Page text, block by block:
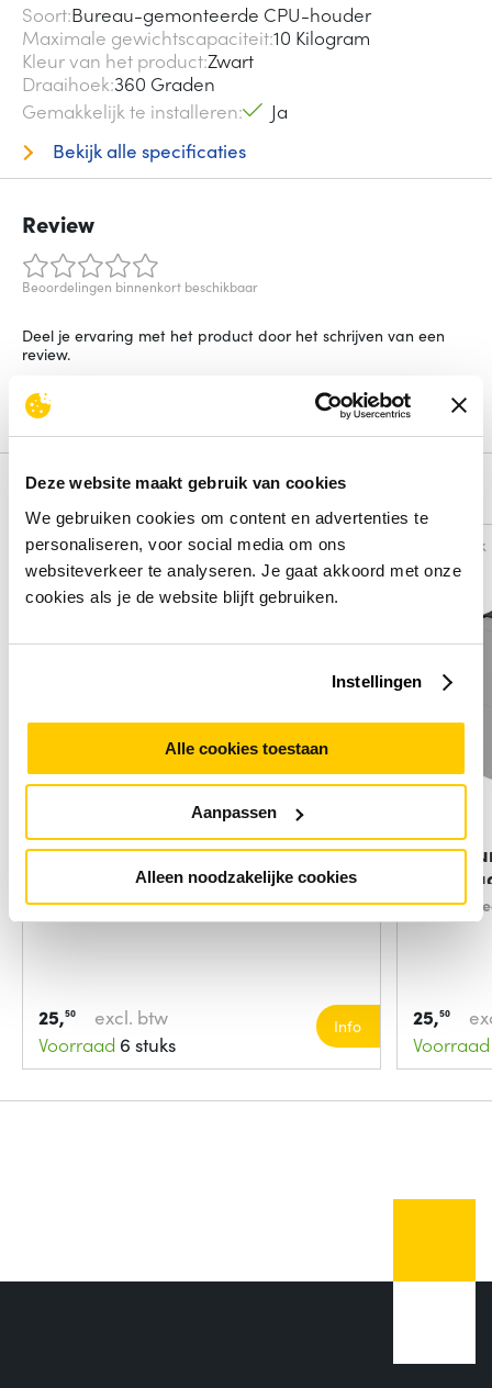
Deze website maakt gebruik van cookies
We gebruiken cookies om content en advertenties te
personaliseren, voor social media om ons
websiteverkeer te analyseren. Je gaat akkoord met onze
cookies als je de website blijft gebruiken.
Instellingen
Alle cookies toestaan
Aanpassen
Alleen noodzakelijke cookies
Soort Bureau-gemonteerde CPU-houder
Maximale gewichtscapaciteit10 Kilogram
Kleur van het productZwart
Draaihoek360 Graden
Gemakkelijk te installeren
Ja
Bekijk alle specificaties
Review
Beoordelingen binnenkort beschikbaar
Deel je ervaring met het product door het schrijven van een
review.
Schrijf een review
Alternatieven
Vergelijk
Neomounts by Newstar Neomounts
cpu houder
Soort:CPU-houderwagentje
25,50
excl. btw
Voorraad 6 stuks
Info
Vergelijk
cpu
Soort:
25,50
Voorraad